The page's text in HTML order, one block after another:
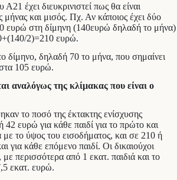
έχει διευκρινιστεί πως θα είναι
μήνας και μισός. Πχ. Αν κάποιος έχει δύο
ευρώ στη δίμηνη (140ευρώ δηλαδή το μήνα)
2)=210 ευρώ.
δίμηνο, δηλαδή 70 το μήνα, που σημαίνει
105 ευρώ.
αναλόγως της κλίμακας που είναι ο
το ποσό της έκτακτης ενίσχυσης
42 ευρώ για κάθε παιδί για το πρώτο και
με το ύψος του εισοδήματος, και σε 210 ή
για κάθε επόμενο παιδί. Οι δικαιούχοι
περισσότερα από 1 εκατ. παιδιά και το
εκατ. ευρώ.